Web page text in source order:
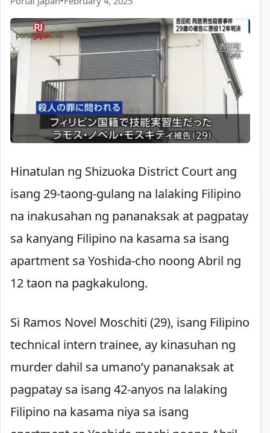
Hinatulan ng Shizuoka District Court ang
isang 29-taong-gulang na lalaking Filipino
na inakusahan ng pananaksak at pagpatay
sa kanyang Filipino na kasama sa isang
apartment sa Yoshida-cho noong Abril ng
12 taon na pagkakulong.
Si Ramos Novel Moschiti (29), isang Filipino
technical intern trainee, ay kinasuhan ng
murder dahil sa umano’y pananaksak at
pagpatay sa isang 42-anyos na lalaking
Filipino na kasama niya sa isang